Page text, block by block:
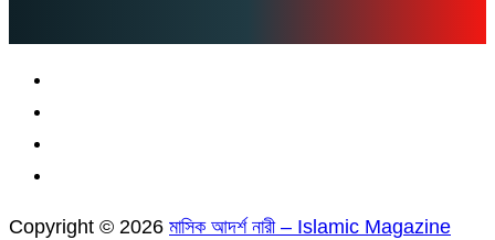
Copyright © 2026 মাসিক আদর্শ নারী – Islamic Magazine